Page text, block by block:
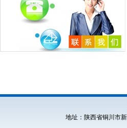
地址：陕西省铜川市